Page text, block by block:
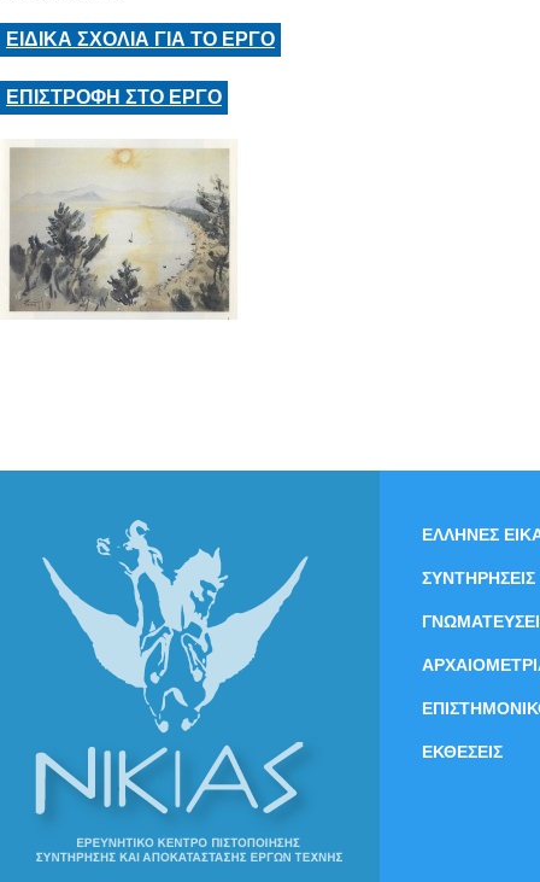
ΕΙΔΙΚΑ ΣΧΟΛΙΑ ΓΙΑ ΤΟ ΕΡΓΟ
ΕΠΙΣΤΡΟΦΗ ΣΤΟ ΕΡΓΟ
ΕΛΛΗΝΕΣ
ΣΥΝΤΗΡΗΣΕΙΣ
ΕΚΘΕΣΕΙΣ